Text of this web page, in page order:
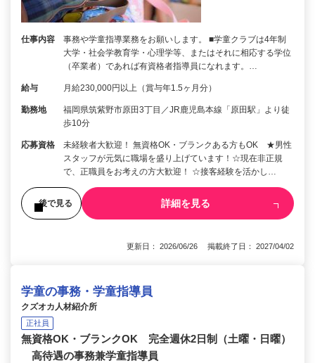
仕事内容
事務や学童指導業務をお願いします。 ■学童クラブは4年制
大学・社会学教育学・心理学等、またはそれに相応する学位
（卒業者）であれば有資格者指導員になれます。…
給与 月給230,000円以上（賞与年1.5ヶ月分）
勤務地
福岡県筑紫野市原田3丁目／JR鹿児島本線「原田駅」より徒
歩10分
応募資格
未経験者大歓迎！ 無資格OK・ブランクある方もOK ★男性
スタッフが元気に職場を盛り上げています！☆現在非正規
で、正職員をお考えの方大歓迎！ ☆接客経験を活かし…
後で見る 詳細を見る
更新日： 2026/06/26 掲載終了日： 2027/04/02
学童の事務・学童指導員
クズオカ人材紹介所
正社員
無資格OK・ブランクOK 完全週休2日制（土曜・日曜）
高待遇の事務兼学童指導員